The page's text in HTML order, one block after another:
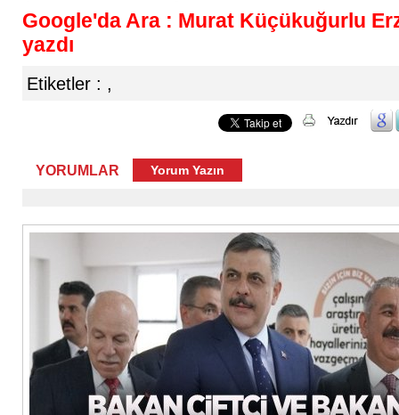
Google'da Ara : Murat Küçükuğurlu
yazdı
Etiketler : ,
YORUMLAR Yorum Yazın